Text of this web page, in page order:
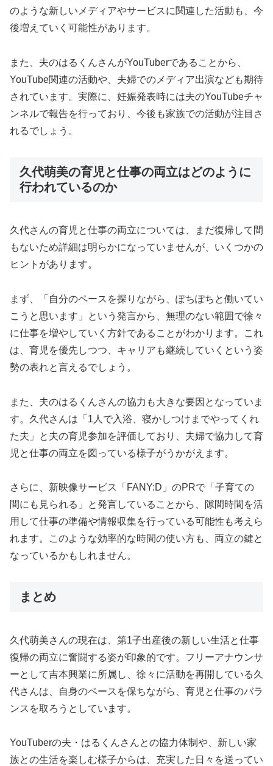
のような新しいメディアやサービスに関連した活動も、今
後増えていく可能性があります。
また、夫のはるくんさんがYouTuberであることから、
YouTube関連の活動や、夫婦でのメディア出演なども期待
されています。実際に、妊娠発表時には夫のYouTubeチャ
ンネルで報告を行っており、今後も家族での活動が注目さ
れるでしょう。
久代萌美の育児と仕事の両立はどのように
行われているのか
久代さんの育児と仕事の両立については、まだ復帰して間
もないため詳細は明らかになっていませんが、いくつかの
ヒントがあります。
まず、「自分のペースを探りながら、ぽちぽちと働いてい
こうと思います」という発言から、無理のない範囲で徐々
に仕事を増やしていく方針であることがわかります。これ
は、育児を優先しつつ、キャリアも継続していくという姿
勢の表れと言えるでしょう。
また、夫のはるくんさんの協力も大きな要因となっていま
す。久代さんは「1人で入浴、寝かしつけまでやってくれ
た夫」と夫の育児参加を評価しており、夫婦で協力して育
児と仕事の両立を図っている様子がうかがえます。
さらに、新映像サービス「FANY:D」のPRで「子育ての
間にも見られる」と発言していることから、隙間時間を活
用して仕事の準備や情報収集を行っている可能性も考えら
れます。このような効率的な時間の使い方も、両立の鍵と
なっているかもしれません。
まとめ
久代萌美さんの現在は、第1子出産後の新しい生活と仕事
復帰の両立に奮闘する姿が印象的です。フリーアナウンサ
ーとして吉本興業に所属し、徐々に活動を再開している久
代さんは、自身のペースを保ちながら、育児と仕事のバラ
ンスを取ろうとしています。
YouTuberの夫・はるくんさんとの協力体制や、新しい家
族との生活を楽しむ様子からは、充実した日々を送ってい